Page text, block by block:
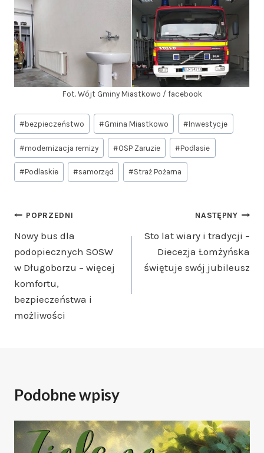
Fot. Wójt Gminy Miastkowo / facebook
Tagi
wpisu:
# bezpieczeństwo #Gmina Miastkowo #Inwestycje
#modernizacja remizy #OSP Zaruzie #Podlasie
#Podlaskie #samorząd #Straż Pożarna
Nawigacja
wpisu
POPRZEDNI
Nowy bus dla
podopiecznych SOSW
w Długoborzu – więcej
komfortu,
bezpieczeństwa i
możliwości
NASTĘPNY
Sto lat wiary i tradycji –
Diecezja Łomżyńska
świętuje swój jubileusz
Podobne wpisy